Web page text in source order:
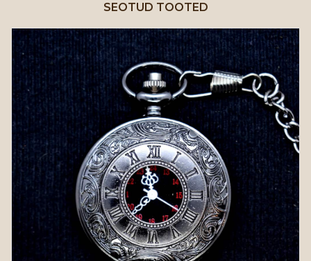
SEOTUD TOOTED